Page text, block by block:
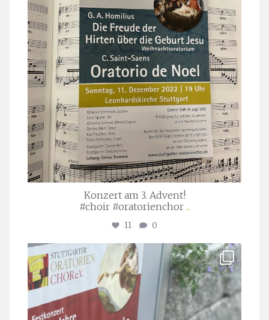
Konzert am 3. Advent!
#choir #oratorienchor ...
11 0
stuttgarter_oratorienchor
Juli 23